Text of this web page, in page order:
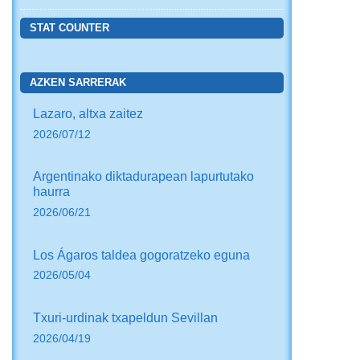
STAT COUNTER
AZKEN SARRERAK
Lazaro, altxa zaitez
2026/07/12
Argentinako diktadurapean lapurtutako
haurra
2026/06/21
Los Ágaros taldea gogoratzeko eguna
2026/05/04
Txuri-urdinak txapeldun Sevillan
2026/04/19